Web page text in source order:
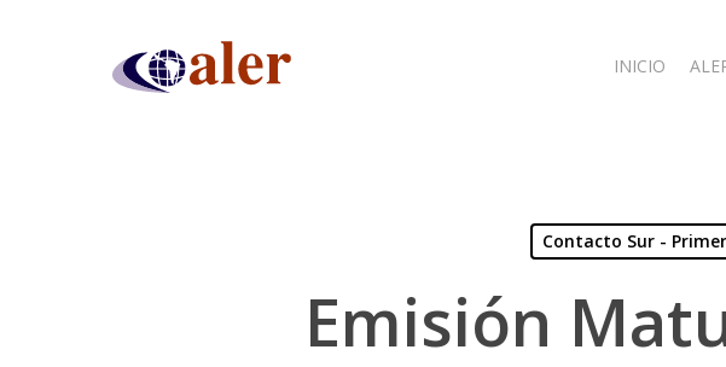
INICIO
Contacto Sur -
Emisión